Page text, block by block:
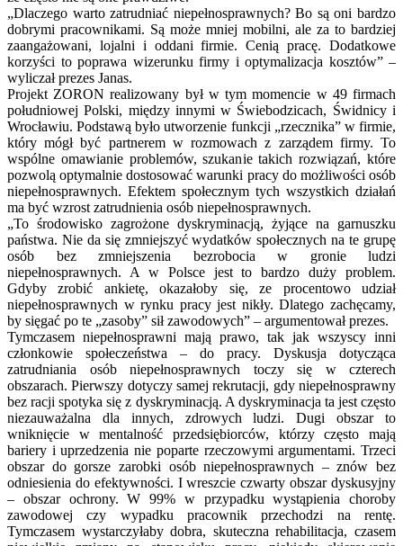
„Dlaczego warto zatrudniać niepełnosprawnych? Bo są oni bardzo
dobrymi pracownikami. Są może mniej mobilni, ale za to bardziej
zaangażowani, lojalni i oddani firmie. Cenią pracę. Dodatkowe
korzyści to poprawa wizerunku firmy i optymalizacja kosztów” –
wyliczał prezes Janas.
Projekt ZORON realizowany był w tym momencie w 49 firmach
południowej Polski, między innymi w Świebodzicach, Świdnicy i
Wrocławiu. Podstawą było utworzenie funkcji „rzecznika” w firmie,
który mógł być partnerem w rozmowach z zarządem firmy. To
wspólne omawianie problemów, szukanie takich rozwiązań, które
pozwolą optymalnie dostosować warunki pracy do możliwości osób
niepełnosprawnych. Efektem społecznym tych wszystkich działań
ma być wzrost zatrudnienia osób niepełnosprawnych.
„To środowisko zagrożone dyskryminacją, żyjące na garnuszku
państwa. Nie da się zmniejszyć wydatków społecznych na te grupę
osób bez zmniejszenia bezrobocia w gronie ludzi
niepełnosprawnych. A w Polsce jest to bardzo duży problem.
Gdyby zrobić ankietę, okazałoby się, ze procentowo udział
niepełnosprawnych w rynku pracy jest nikły. Dlatego zachęcamy,
by sięgać po te „zasoby” sił zawodowych” – argumentował prezes.
Tymczasem niepełnosprawni mają prawo, tak jak wszyscy inni
członkowie społeczeństwa – do pracy. Dyskusja dotycząca
zatrudniania osób niepełnosprawnych toczy się w czterech
obszarach. Pierwszy dotyczy samej rekrutacji, gdy niepełnosprawny
bez racji spotyka się z dyskryminacją. A dyskryminacja ta jest często
niezauważalna dla innych, zdrowych ludzi. Dugi obszar to
wniknięcie w mentalność przedsiębiorców, którzy często mają
bariery i uprzedzenia nie poparte rzeczowymi argumentami. Trzeci
obszar do gorsze zarobki osób niepełnosprawnych – znów bez
odniesienia do efektywności. I wreszcie czwarty obszar dyskusyjny
– obszar ochrony. W 99% w przypadku wystąpienia choroby
zawodowej czy wypadku pracownik przechodzi na rentę.
Tymczasem wystarczyłaby dobra, skuteczna rehabilitacja, czasem